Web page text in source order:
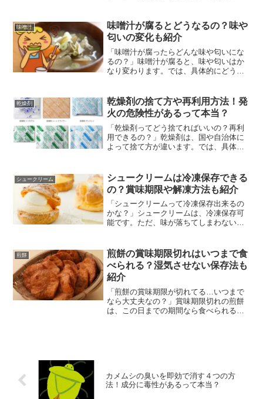
ゃないの？ 糖質やカロリーはどれぐら
い？などの疑問解決策を...
味噌汁
味噌汁が腐るとどうなるの？味や
匂いの変化も紹介
「味噌汁が腐ったらどんな味や匂いにな
るの？」味噌汁が腐ると、味や匂いはか
なり変わります。では、具体的にどう変
いの変化は？などの疑問解決策を紹介し
ます!
乾燥剤
乾燥剤の捨て方や再利用方法！発
火の危険性があるって本当？
「乾燥剤ってどう捨てればいいの？再利
用できるの？」乾燥剤は、国や自治体に
よって捨て方が違います。では、具体的
方は、どうすればいい？ 再利用方法はあ
るの？ 発火の危険性が...
シュークリーム
シュークリームは冷凍保存できる
の？賞味期限や解凍方法も紹介
「シュークリームって冷凍保存出来るの
かな？」シュークリームは、冷凍保存可
能です。ただ、味が落ちてしまわないか
どうやればよいのでしょうか？というこ
とで今回は、 シュークリ...
煎餅
煎餅の賞味期限切れはいつまで食
べられる？湿気させない保存法も
紹介
「煎餅の賞味期限が切れてる…いつまで
なら大丈夫なの？」賞味期限切れの煎餅
は、この日までの期間なら食べられると
カメムシの臭いを即効で消す４つの方
法！成分に毒性があるって本当？